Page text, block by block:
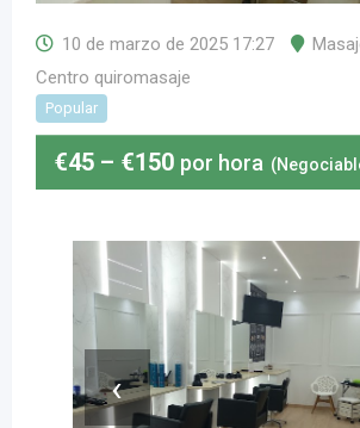
10 de marzo de 2025 17:27
Centro quiromasaje
Popular
€45 – €150 por hora
‹